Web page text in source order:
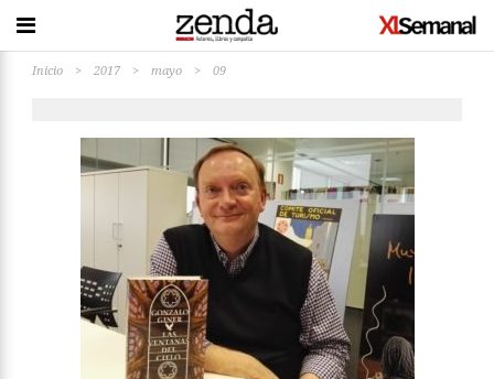
Inicio > 2017 > mayo > 09